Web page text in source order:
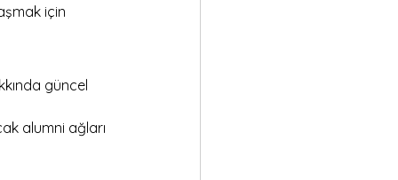
için
güncel
alumni ağları